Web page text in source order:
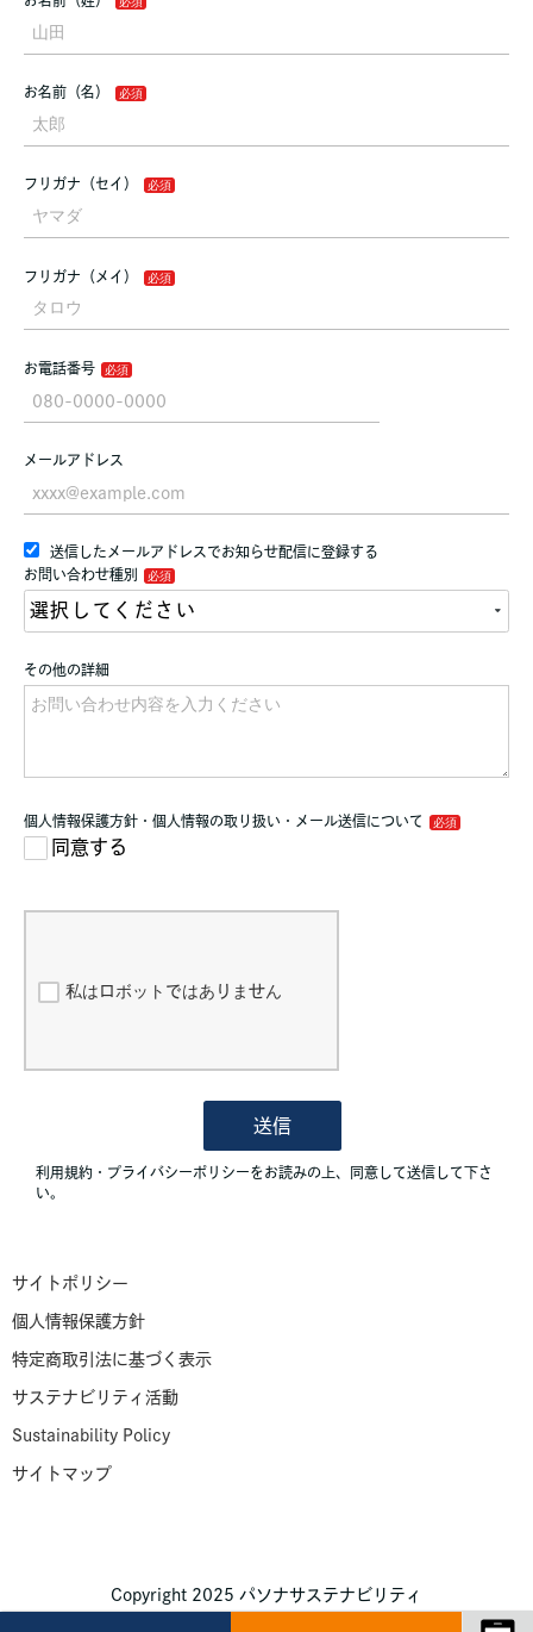
サイトポリシー
個人情報保護方針
特定商取引法に基づく表示
サステナビリティ活動
Sustainability Policy
サイトマップ
Copyright 2025 パソナサステナビリティ